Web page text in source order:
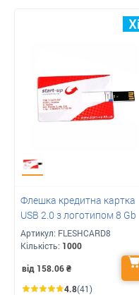
Флешка кредитна картка
USB 2.0 з логотипом 8 Gb
Артикул: FLESHCARD8
Кількість: 1000
від 158.06₴
4.8(41)